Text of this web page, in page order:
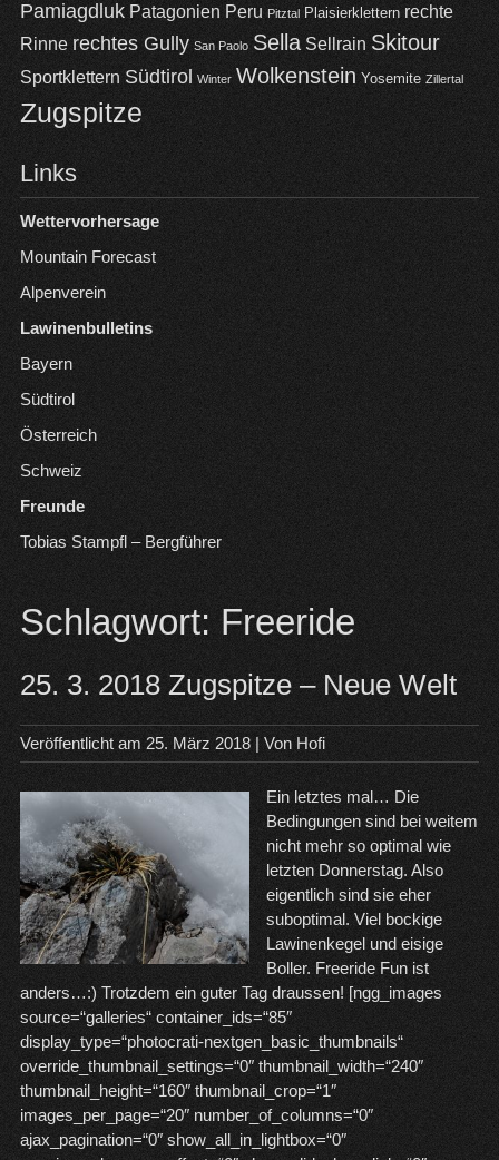
Pamiagdluk Patagonien Peru Pitztal Plaisierklettern rechte
Rinne rechtes Gully San Paolo Sella Sellrain Skitour
Sportklettern Südtirol Winter Wolkenstein Yosemite Zillertal
Zugspitze
Links
Wettervorhersage
Mountain Forecast
Alpenverein
Lawinenbulletins
Bayern
Südtirol
Österreich
Schweiz
Freunde
Tobias Stampfl – Bergführer
Schlagwort: Freeride
25. 3. 2018 Zugspitze – Neue Welt
Veröffentlicht am 25. März 2018| Von Hofi
Ein letztes mal… Die
Bedingungen sind bei weitem
nicht mehr so optimal wie
letzten Donnerstag. Also
eigentlich sind sie eher
suboptimal. Viel bockige
Lawinenkegel und eisige
Boller. Freeride Fun ist
anders…:) Trotzdem ein guter Tag draussen! [ngg_images
source=“galleries“ container_ids=“85″
display_type=“photocrati-nextgen_basic_thumbnails“
override_thumbnail_settings=“0″ thumbnail_width=“240″
thumbnail_height=“160″ thumbnail_crop=“1″
images_per_page=“20″ number_of_columns=“0″
ajax_pagination=“0″ show_all_in_lightbox=“0″